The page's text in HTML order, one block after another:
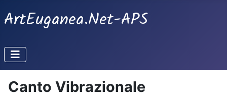
ArtEuganea.Net-APS
Canto Vibrazionale